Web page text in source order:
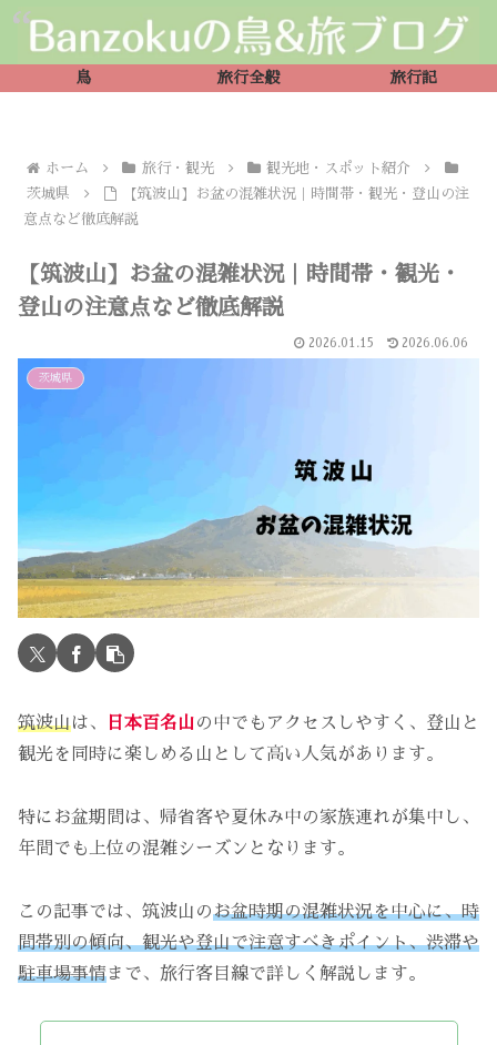
鳥 旅行全般 旅行記
ホーム 旅行・観光
観光地・スポット紹介
茨城県
【筑波山】お盆の混雑状況｜時間帯・観光・登山の注
意点など徹底解説
【筑波山】お盆の混雑状況｜時間帯・観光・
登山の注意点など徹底解説
2026.01.15 2026.06.06
茨城県
筑波山は、 日本百名山の中でもアクセスしやすく、登山と
観光を同時に楽しめる山として高い人気があります。
特にお盆期間は、帰省客や夏休み中の家族連れが集中し、
年間でも上位の混雑シーズンとなります。
この記事では、筑波山のお盆時期の混雑状況を中心に、時
間帯別の傾向、観光や登山で注意すべきポイント、渋滞や
駐車場事情まで、旅行客目線で詳しく解説します。